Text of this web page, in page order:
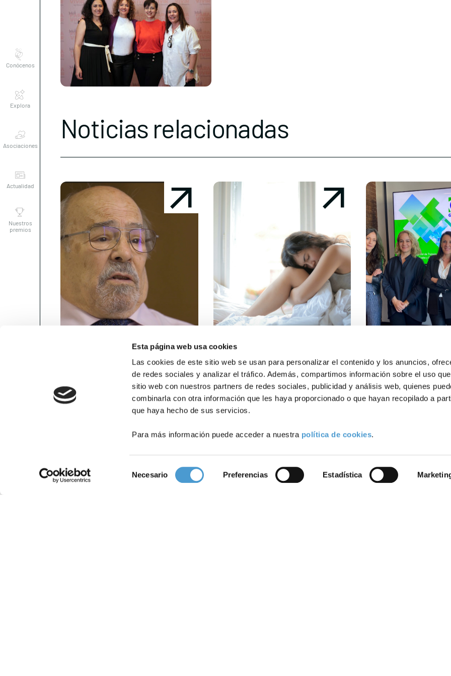
Esta página web usa cookies
Las cookies de este sitio web se usan para personalizar el contenido y los anuncios,
de redes sociales y analizar el tráfico. Además, compartimos información sobre el uso
sitio web con nuestros partners de redes sociales, publicidad y análisis web, quienes
combinarla con otra información que les haya proporcionado o que hayan recopilado a
que haya hecho de sus servicios.
Para más información puede acceder a nuestra política de cookies.
de
Necesario Preferencias Estadística
Conócenos
Explora
Asociaciones
Actualidad
Nuestros
premios
Noticias relacionadas
«Si las especialidades se
comunicaran...
30 ABRIL, 2024 DE INTERÉS
Nace una Guía con consejos
sobre...
30 ABRIL, 2024 INVESTIGACIÓN
podría llegar...
29 ABRIL, 2024
Conócenos
Explora
Actualidad
Nuestros
Política de Privacidad Política de Cookies Aviso